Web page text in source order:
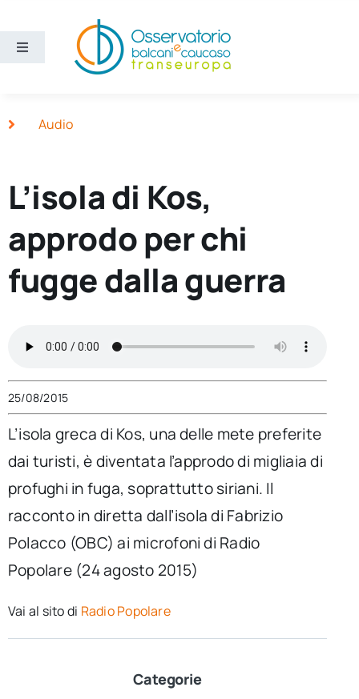
contenuto
Toggle
Ricerca e divulgazione
Sezioni
Chi siamo
Cerca
Newsletter
Ita
Audio
L’isola di Kos,
approdo per chi
fugge dalla guerra
25/08/2015
L’isola greca di Kos, una delle mete preferite
dai turisti, è diventata l’approdo di migliaia di
profughi in fuga, soprattutto siriani. Il
racconto in diretta dall’isola di Fabrizio
Polacco (OBC) ai microfoni di Radio
Popolare (24 agosto 2015)
Vai al sito di Radio Popolare
Categorie